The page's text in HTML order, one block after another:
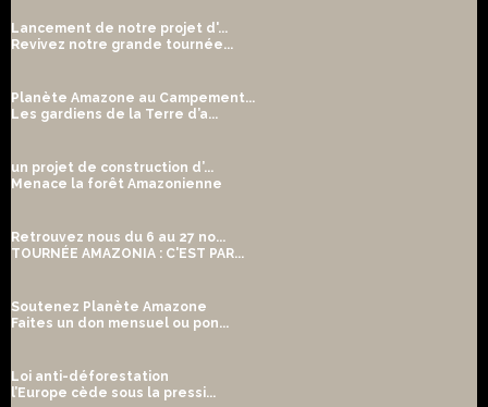
Lancement de notre projet d'...
Revivez notre grande tournée...
Planète Amazone au Campement...
Les gardiens de la Terre d’a...
un projet de construction d’...
Menace la forêt Amazonienne
Retrouvez nous du 6 au 27 no...
TOURNÉE AMAZONIA : C'EST PAR...
Soutenez Planète Amazone
Faites un don mensuel ou pon...
Loi anti-déforestation
l’Europe cède sous la pressi...